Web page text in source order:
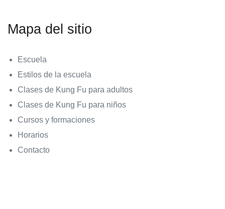
Mapa del sitio
Escuela
Estilos de la escuela
Clases de Kung Fu para adultos
Clases de Kung Fu para niños
Cursos y formaciones
Horarios
Contacto